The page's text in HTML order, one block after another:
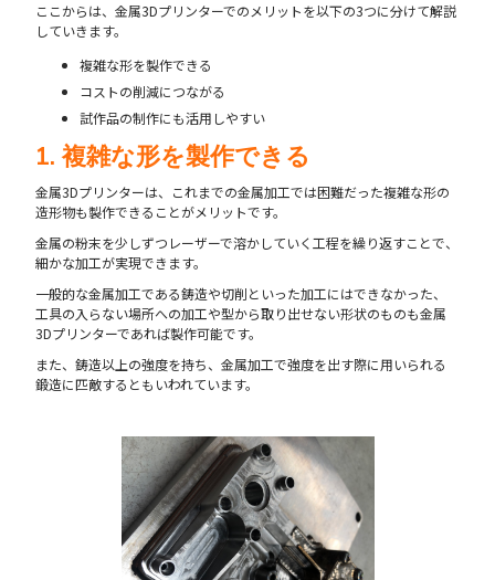
ここからは、金属3Dプリンターでのメリットを以下の3つに分けて解説
していきます。
複雑な形を製作できる
コストの削減につながる
試作品の制作にも活用しやすい
1. 複雑な形を製作できる
金属3Dプリンターは、これまでの金属加工では困難だった複雑な形の
造形物も製作できることがメリットです。
金属の粉末を少しずつレーザーで溶かしていく工程を繰り返すことで、
細かな加工が実現できます。
一般的な金属加工である鋳造や切削といった加工にはできなかった、
工具の入らない場所への加工や型から取り出せない形状のものも金属
3Dプリンターであれば製作可能です。
また、鋳造以上の強度を持ち、金属加工で強度を出す際に用いられる
鍛造に匹敵するともいわれています。